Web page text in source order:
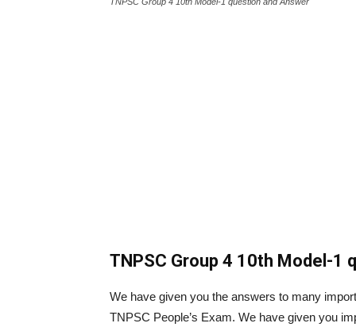
TNPSC Group 4 10th Model-1
We have given you the answers to many
TNPSC People’s Exam. We have given you